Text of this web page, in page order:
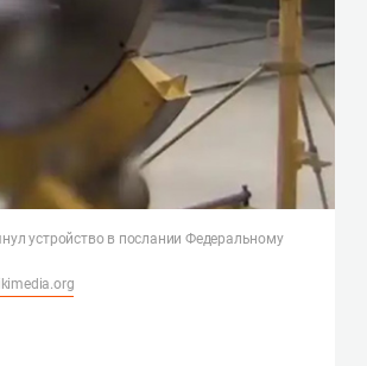
устройство в послании Федеральному